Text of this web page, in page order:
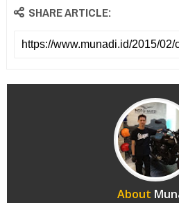
SHARE ARTICLE:
About